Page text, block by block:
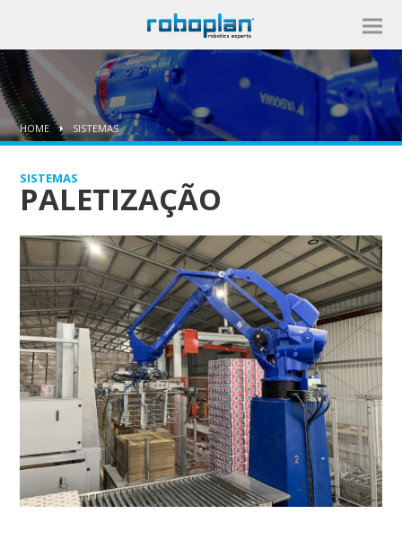
HOME SISTEMAS
SISTEMAS
PALETIZAÇÃO